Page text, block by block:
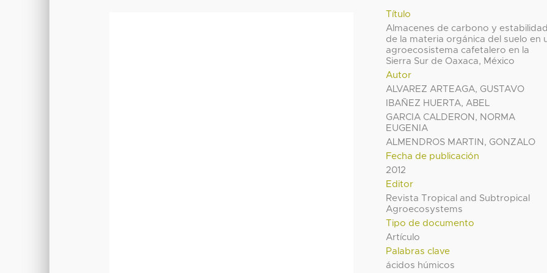
Título
Almacenes de carbono y
de la materia orgánica del suelo en
agroecosistema cafetalero en la
Sierra Sur de Oaxaca, México
Autor
ALVAREZ ARTEAGA, GUSTAVO
IBAÑEZ HUERTA, ABEL
GARCIA CALDERON, NORMA
EUGENIA
ALMENDROS MARTIN, GONZALO
Fecha de publicación
2012
Editor
Revista Tropical and Subtropical
Agroecosystems
Tipo de documento
Artículo
Palabras clave
ácidos húmicos